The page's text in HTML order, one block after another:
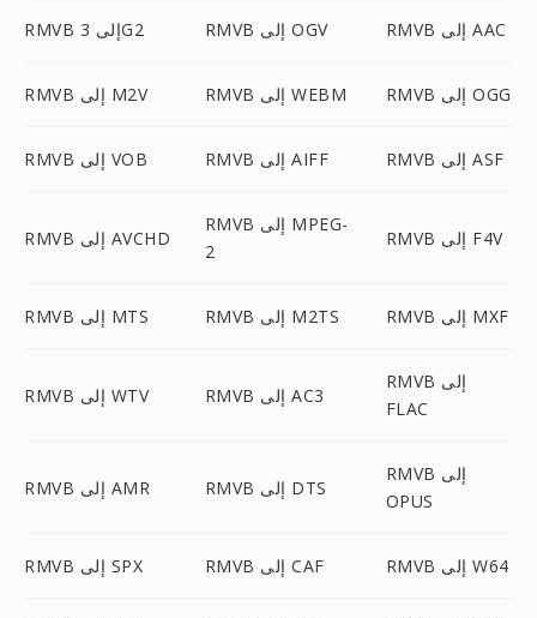
RMVB إلى 3G2 RMVB إلى OGV RMVB إلى AAC
RMVB إلى M2V RMVB إلى WEBM RMVB إلى OGG
RMVB إلى VOB RMVB إلى AIFF RMVB إلى ASF
RMVB إلى AVCHD
RMVB إلى MPEG-
2
RMVB إلى F4V
RMVB إلى MTS RMVB إلى M2TS RMVB إلى MXF
RMVB إلى WTV RMVB إلى AC3
RMVB إلى
FLAC
RMVB إلى AMR RMVB إلى DTS
RMVB إلى
OPUS
RMVB إلى SPX RMVB إلى CAF RMVB إلى W64